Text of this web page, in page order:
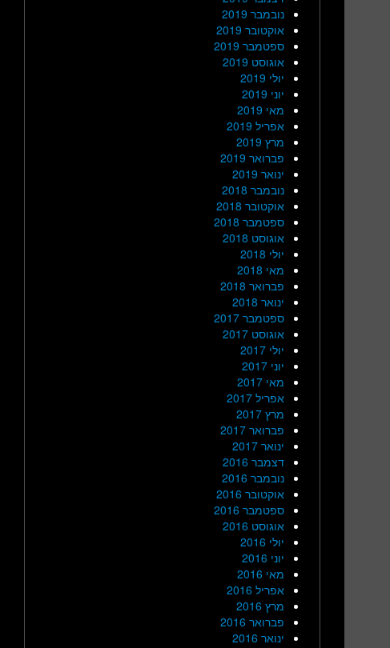
נובמבר 2019
אוקטובר 2019
ספטמבר 2019
אוגוסט 2019
יולי 2019
יוני 2019
מאי 2019
אפריל 2019
מרץ 2019
פברואר 2019
ינואר 2019
נובמבר 2018
אוקטובר 2018
ספטמבר 2018
אוגוסט 2018
יולי 2018
מאי 2018
פברואר 2018
ינואר 2018
ספטמבר 2017
אוגוסט 2017
יולי 2017
יוני 2017
מאי 2017
אפריל 2017
מרץ 2017
פברואר 2017
ינואר 2017
דצמבר 2016
נובמבר 2016
אוקטובר 2016
ספטמבר 2016
אוגוסט 2016
יולי 2016
יוני 2016
מאי 2016
אפריל 2016
מרץ 2016
פברואר 2016
ינואר 2016